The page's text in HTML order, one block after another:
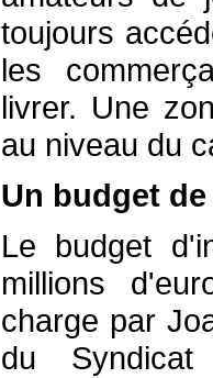
toujours
les
livrer. Une
au niveau du
Un budget
Le budget
millions
charge par
du